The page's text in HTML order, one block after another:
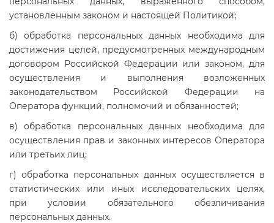
установленным законом и настоящей Политикой;
б) обработка персональных данных необходима для
достижения целей, предусмотренных международным
договором Российской Федерации или законом, для
осуществления и выполнения возложенных
законодательством Российской Федерации на
Оператора функций, полномочий и обязанностей;
в) обработка персональных данных необходима для
осуществления прав и законных интересов Оператора
или третьих лиц;
г) обработка персональных данных осуществляется в
статистических или иных исследовательских целях,
при условии обязательного обезличивания
персональных данных.